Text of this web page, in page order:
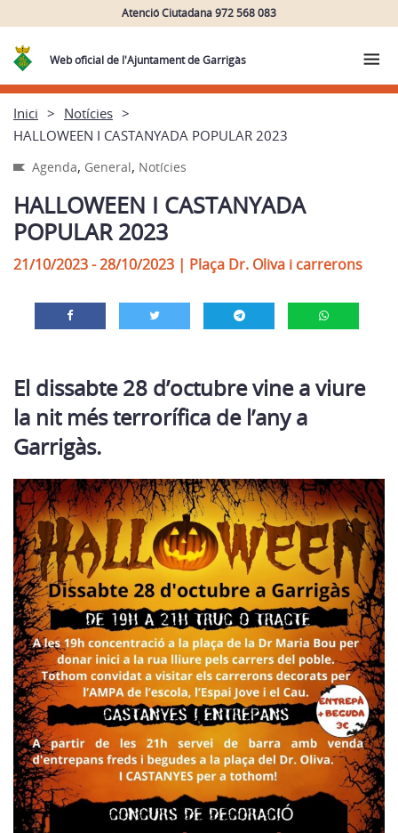
Atenció Ciutadana 972 568 083
Web oficial de l'Ajuntament de Garrigàs
Inici
Notícies
HALLOWEEN I CASTANYADA POPULAR 2023
Agenda, General, Notícies
HALLOWEEN I CASTANYADA
POPULAR 2023
21/10/2023 - 28/10/2023 | Plaça Dr. Oliva i carrerons
El dissabte 28 d’octubre vine a viure
la nit més terrorífica de l’any a
Garrigàs.